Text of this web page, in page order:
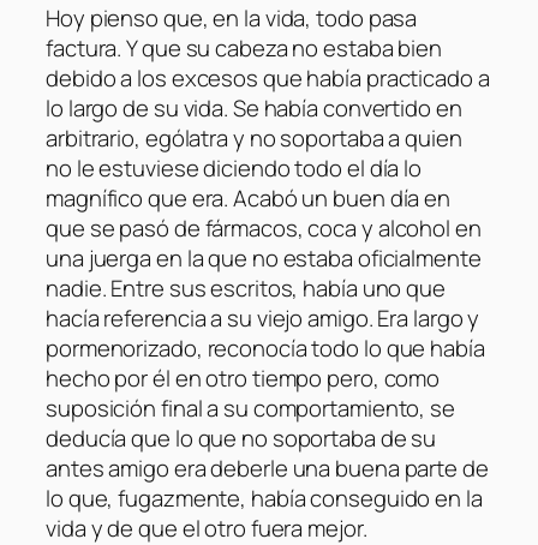
Hoy pienso que, en la vida, todo pasa
factura. Y que su cabeza no estaba bien
debido a los excesos que había practicado a
lo largo de su vida. Se había convertido en
arbitrario, ególatra y no soportaba a quien
no le estuviese diciendo todo el día lo
magnífico que era. Acabó un buen día en
que se pasó de fármacos, coca y alcohol en
una juerga en la que no estaba oficialmente
nadie. Entre sus escritos, había uno que
hacía referencia a su viejo amigo. Era largo y
pormenorizado, reconocía todo lo que había
hecho por él en otro tiempo pero, como
suposición final a su comportamiento, se
deducía que lo que no soportaba de su
antes amigo era deberle una buena parte de
lo que, fugazmente, había conseguido en la
vida y de que el otro fuera mejor.